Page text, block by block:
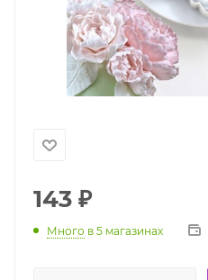
143 ₽
Много в 5 магазинах